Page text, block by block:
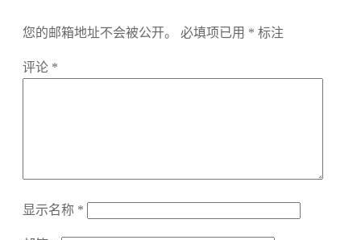
您的邮箱地址不会被公开。 必填项已用 * 标注
评论 *
显示名称 *